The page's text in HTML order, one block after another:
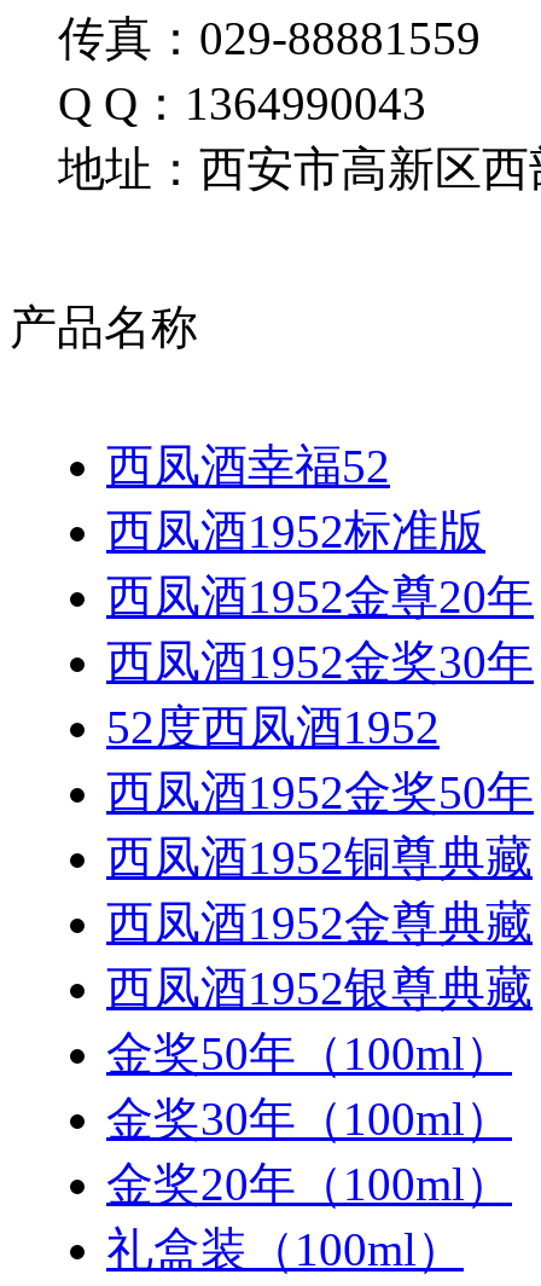
传真：029-88881559
Q Q：1364990043
地址：西安市高新区西
产品名称
西凤酒幸福52
西凤酒1952标准版
西凤酒1952金尊20年
西凤酒1952金奖30年
52度西凤酒1952
西凤酒1952金奖50年
西凤酒1952铜尊典藏
西凤酒1952金尊典藏
西凤酒1952银尊典藏
金奖50年（100ml）
金奖30年（100ml）
金奖20年（100ml）
礼盒装（100ml）